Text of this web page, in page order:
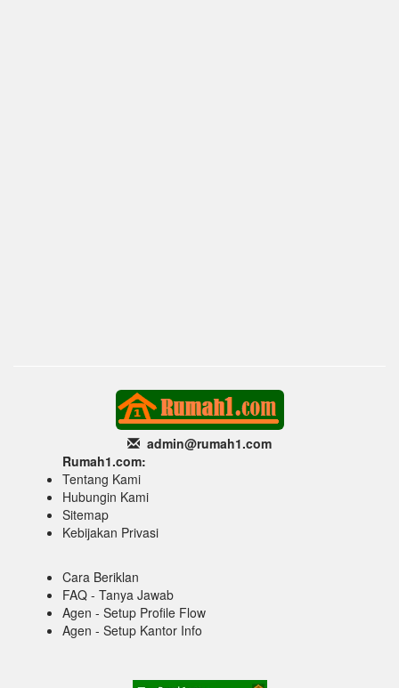
admin@rumah1.com
Rumah1.com:
Tentang Kami
Hubungin Kami
Sitemap
Kebijakan Privasi
Cara Beriklan
FAQ - Tanya Jawab
Agen - Setup Profile Flow
Agen - Setup Kantor Info